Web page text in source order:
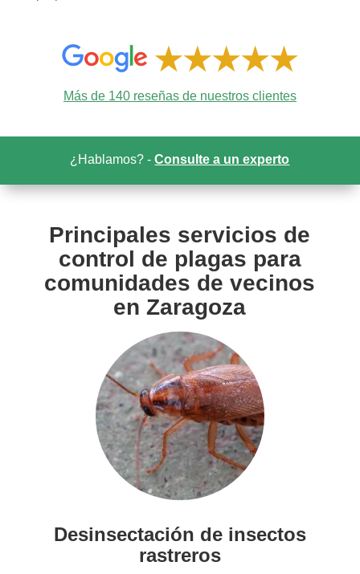
Más de 140 reseñas de nuestros clientes
¿Hablamos? -Consulte a un experto
Principales servicios de
control de plagas para
comunidades de vecinos
en Zaragoza
Desinsectación de insectos
rastreros